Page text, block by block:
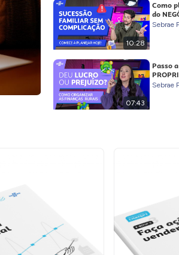
10:28
Como
do
Sebrae
07:43
Passo
Sebrae